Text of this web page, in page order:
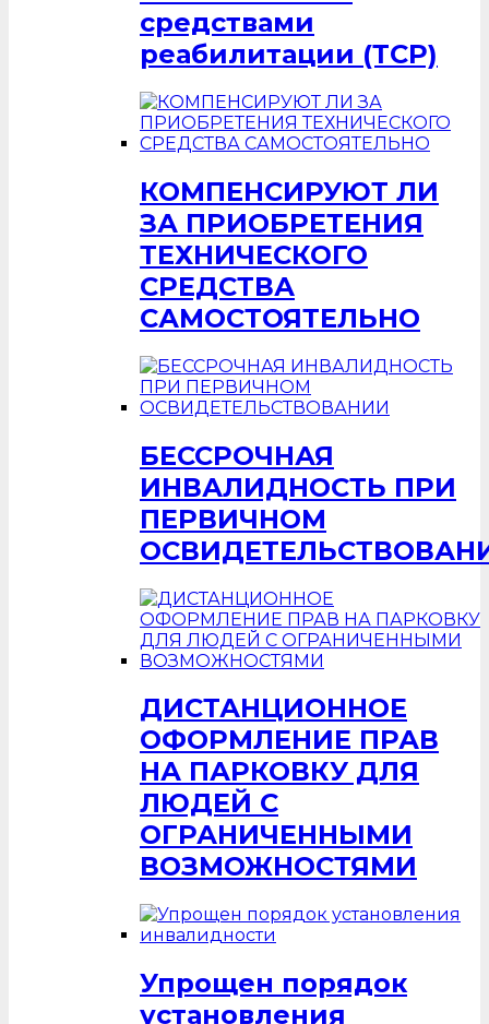
средствами
реабилитации (ТСР)
КОМПЕНСИРУЮТ ЛИ
ЗА ПРИОБРЕТЕНИЯ
ТЕХНИЧЕСКОГО
СРЕДСТВА
САМОСТОЯТЕЛЬНО
БЕССРОЧНАЯ
ИНВАЛИДНОСТЬ ПРИ
ПЕРВИЧНОМ
ДИСТАНЦИОННОЕ
ОФОРМЛЕНИЕ ПРАВ
НА ПАРКОВКУ ДЛЯ
ЛЮДЕЙ С
ОГРАНИЧЕННЫМИ
ВОЗМОЖНОСТЯМИ
Упрощен порядок
установления